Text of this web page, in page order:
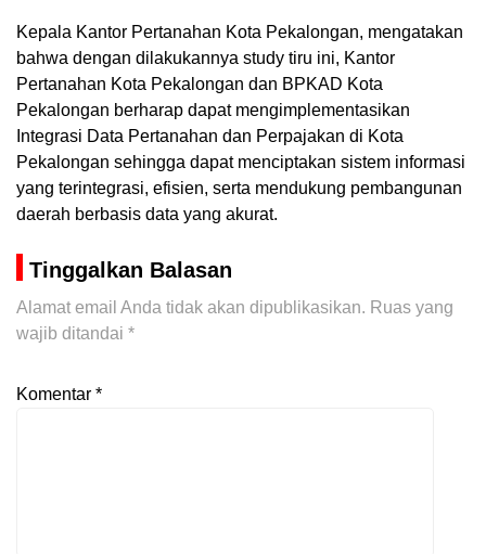
Kepala Kantor Pertanahan Kota Pekalongan, mengatakan
bahwa dengan dilakukannya study tiru ini, Kantor
Pertanahan Kota Pekalongan dan BPKAD Kota
Pekalongan berharap dapat mengimplementasikan
Integrasi Data Pertanahan dan Perpajakan di Kota
Pekalongan sehingga dapat menciptakan sistem informasi
yang terintegrasi, efisien, serta mendukung pembangunan
daerah berbasis data yang akurat.
Tinggalkan Balasan
Alamat email Anda tidak akan dipublikasikan. Ruas yang
wajib ditandai *
Komentar *